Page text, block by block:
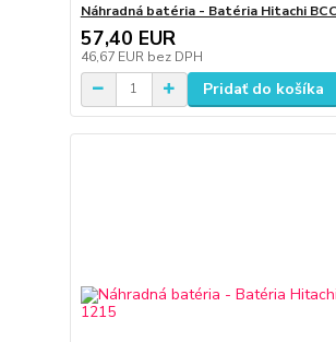
Náhradná batéria - Batéria Hitachi
57,40 EUR
46,67 EUR bez DPH
Pridať do košíka